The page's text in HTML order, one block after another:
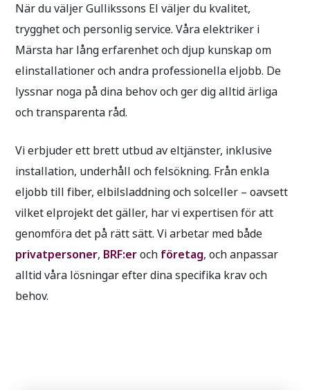
När du väljer Gullikssons El väljer du kvalitet,
trygghet och personlig service. Våra elektriker i
Märsta har lång erfarenhet och djup kunskap om
elinstallationer och andra professionella eljobb. De
lyssnar noga på dina behov och ger dig alltid ärliga
och transparenta råd.
Vi erbjuder ett brett utbud av eltjänster, inklusive
installation, underhåll och felsökning. Från enkla
eljobb till fiber, elbilsladdning och solceller – oavsett
vilket elprojekt det gäller, har vi expertisen för att
genomföra det på rätt sätt. Vi arbetar med både
privatpersoner, BRF:eroch företag, och anpassar
alltid våra lösningar efter dina specifika krav och
behov.